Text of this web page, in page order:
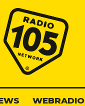
Radio 105
WEBRADIO